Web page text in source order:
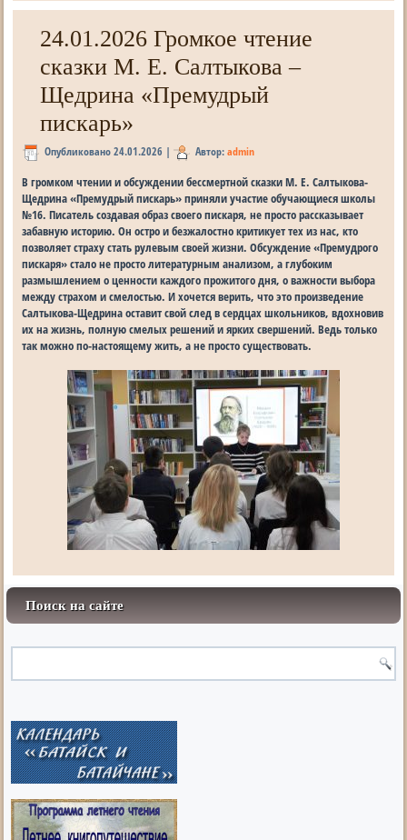
24.01.2026 Громкое чтение
сказки М. Е. Салтыкова –
Щедрина «Премудрый
пискарь»
Опубликовано 24.01.2026 | Автор: admin
В громком чтении и обсуждении бессмертной сказки М. Е. Салтыкова-
Щедрина «Премудрый пискарь» приняли участие обучающиеся школы
№16. Писатель создавая образ своего пискаря, не просто рассказывает
забавную историю. Он остро и безжалостно критикует тех из нас, кто
позволяет страху стать рулевым своей жизни. Обсуждение «Премудрого
пискаря» стало не просто литературным анализом, а глубоким
размышлением о ценности каждого прожитого дня, о важности выбора
между страхом и смелостью. И хочется верить, что это произведение
Салтыкова-Щедрина оставит свой след в сердцах школьников, вдохновив
их на жизнь, полную смелых решений и ярких свершений. Ведь только
так можно по-настоящему жить, а не просто существовать.
Поиск на сайте